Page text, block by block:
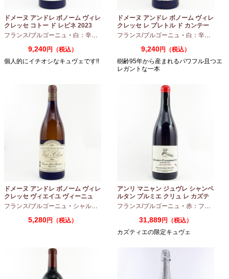
ドメーヌ アンドレ ボノーム ヴィレ
クレッセ コトー ド レピネ 2023
750ml
フランス/ブルゴーニュ ・ 白：辛口 シャルドネ
9,240円（税込）
個人的にイチオシなキュヴェです!!
ドメーヌ アンドレ ボノーム ヴィレ
クレッセ レ プレトル ド カンテー
ヌ 2023 750ml
フランス/ブルゴーニュ ・ 白：辛口
9,240円（税込）
樹齢95年から産まれるパワフル且つエ
レガントな一本
ドメーヌ アンドレ ボノーム ヴィレ
クレッセ ヴィエイユ ヴィーニュ
2024 750ml
フランス/ブルゴーニュ ・ シャルドネ
5,280円（税込）
アンリ マニャン ジュヴレ シャンベ
ルタン プルミエ クリュ レ カズテ
ィエ エルバージュ 24 モワ 2023
フランス/ブルゴーニュ ・ 赤：フルボディ
31,889円（税込）
カズティエの限定キュヴェ